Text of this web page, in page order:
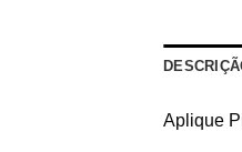
Aplique